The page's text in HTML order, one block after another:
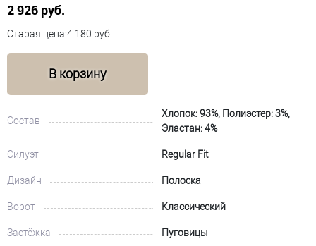
2 926 руб.
Старая цена:4 180 руб.
В корзину
Состав
Хлопок: 93%, Полиэстер: 3%,
Эластан: 4%
Силуэт Regular Fit
Дизайн Полоска
Ворот Классический
Застёжка Пуговицы